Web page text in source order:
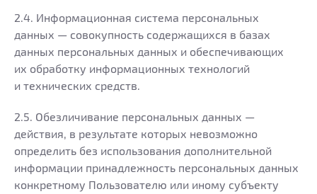
2.4. Информационная система персональных
данных — совокупность содержащихся в базах
данных персональных данных и обеспечивающих
их обработку информационных технологий
и технических средств.
2.5. Обезличивание персональных данных —
действия, в результате которых невозможно
определить без использования дополнительной
информации принадлежность персональных данных
конкретному Пользователю или иному субъекту